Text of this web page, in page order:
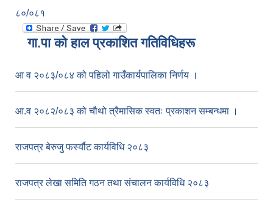
८०/०८१
गा.पा काे हाल प्रकाशित गतिविधिहरू
आ व २०८३/०८४ को पहिलो गाउँकार्यपालिका निर्णय ।
आ.व २०८२/०८३ को चौथो त्रैमासिक स्वतः प्रकाशन सम्बन्धमा ।
राजपत्र बेरुजु फर्स्यौट कार्यविधि २०८३
राजपत्र लेखा समिति गठन तथा संचालन कार्यविधि २०८३